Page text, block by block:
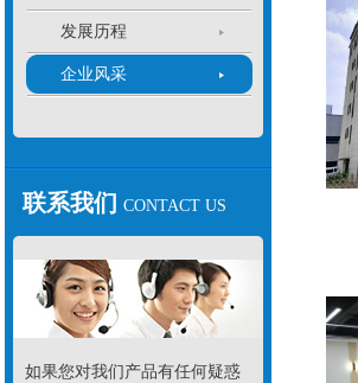
发展历程
企业风采
联系我们 CONTACT US
如果您对我们产品有任何疑惑